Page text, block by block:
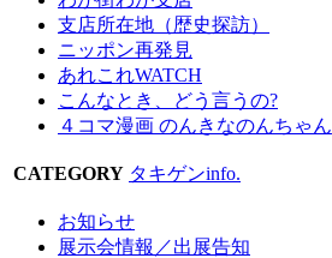
支店所在地（歴史探訪）
ニッポン再発見
あれこれWATCH
こんなとき、どう言うの?
４コマ漫画 のんきなのんちゃん
CATEGORY タキゲンinfo.
お知らせ
展示会情報／出展告知